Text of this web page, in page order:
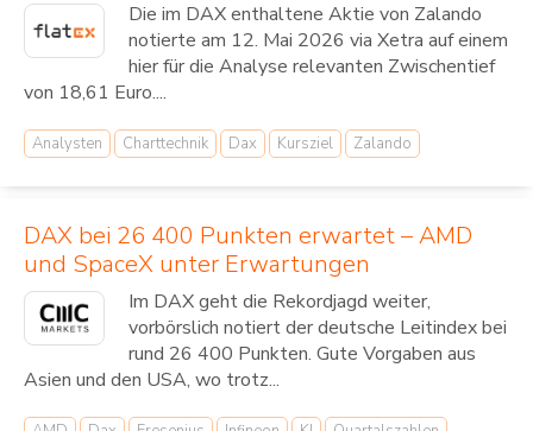
Die im DAX enthaltene Aktie von Zalando
notierte am 12. Mai 2026 via Xetra auf einem
hier für die Analyse relevanten Zwischentief
von 18,61 Euro....
Analysten Charttechnik Dax Kursziel Zalando
DAX bei 26 400 Punkten erwartet – AMD
und SpaceX unter Erwartungen
Im DAX geht die Rekordjagd weiter,
vorbörslich notiert der deutsche Leitindex bei
rund 26 400 Punkten. Gute Vorgaben aus
Asien und den USA, wo trotz...